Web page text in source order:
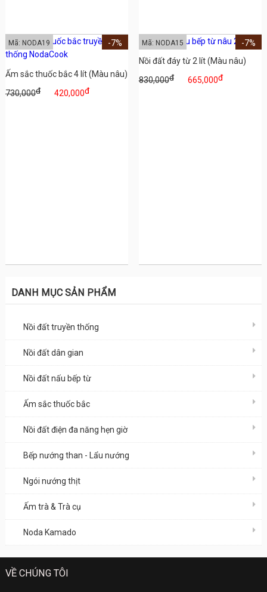
Ấm sắc thuốc bắc 4 lít (Màu nâu)
730,000đ 420,000đ
-7%
Mã: NODA19
Nồi đất đáy từ 2 lít (Màu nâu)
830,000đ 665,000đ
-7%
Mã: NODA15
DANH MỤC SẢN PHẨM
Nồi đất truyền thống
Nồi đất dân gian
Nồi đất nấu bếp từ
Ấm sắc thuốc bắc
Nồi đất điện đa năng hẹn giờ
Bếp nướng than - Lẩu nướng
Ngói nướng thịt
Ấm trà & Trà cụ
Noda Kamado
VỀ CHÚNG TÔI